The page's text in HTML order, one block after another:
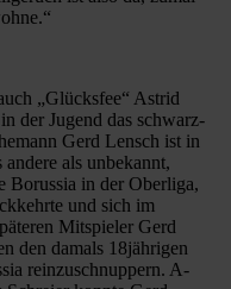
„Glücksfee“ Astrid
der Jugend das schwarz-
Gerd Lensch ist in
als unbekannt,
Borussia in der Oberliga,
und sich im
Mitspieler Gerd
den damals 18jährigen
reinzuschnuppern. A-